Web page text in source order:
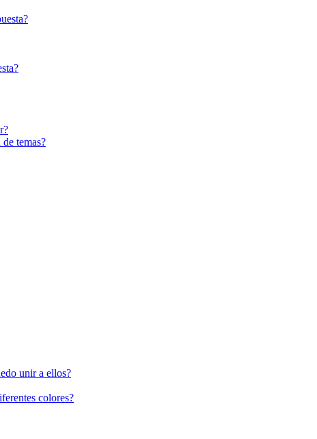
temas?
unir a ellos?
colores?